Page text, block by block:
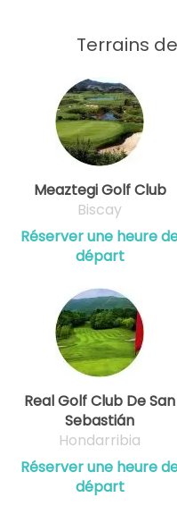
Terrains
Meaztegi Golf Club
Biscay
Réserver une heure
départ
Real Golf Club De San
Sebastián
Hondarribia
Réserver une heure
départ